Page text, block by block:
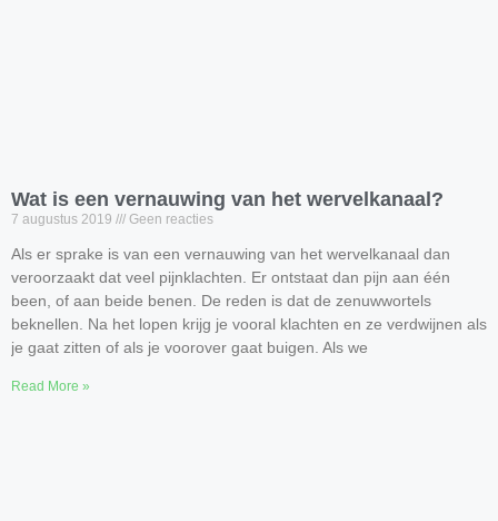
Wat is een vernauwing van het wervelkanaal?
7 augustus 2019 Geen reacties
Als er sprake is van een vernauwing van het wervelkanaal dan
veroorzaakt dat veel pijnklachten. Er ontstaat dan pijn aan één
been, of aan beide benen. De reden is dat de zenuwwortels
beknellen. Na het lopen krijg je vooral klachten en ze verdwijnen als
je gaat zitten of als je voorover gaat buigen. Als we
Read More »